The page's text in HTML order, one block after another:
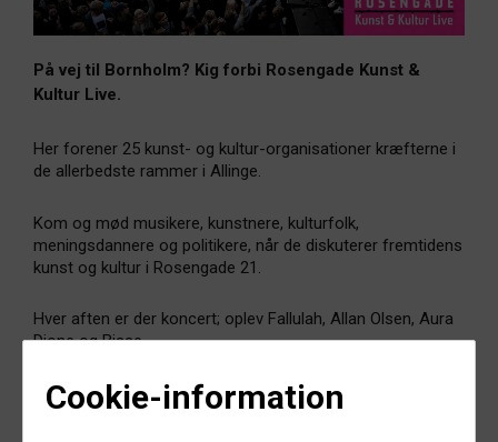
Cookie-information
På vej til Bornholm? Kig forbi Rosengade Kunst &
Kultur Live.
Her forener 25 kunst- og kultur-organisationer kræfterne i
de allerbedste rammer i Allinge.
Kom og mød musikere, kunstnere, kulturfolk,
meningsdannere og politikere, når de diskuterer fremtidens
kunst og kultur i Rosengade 21.
Hver aften er der koncert; oplev Fallulah, Allan Olsen, Aura
Dione og Bisse.
Anders Breinholt og Lene Johansen er værter, flankeret af
Nikolaj Sonne, Esben Bjerre og Jens Gaardbo.